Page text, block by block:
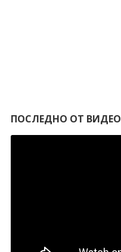
ПОСЛЕДНО ОТ ВИДЕО